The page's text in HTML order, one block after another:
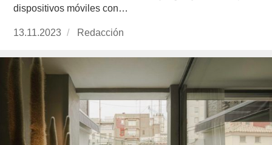
dispositivos móviles con…
Publicado
13.11.2023 https://www.experimenta.es/author/redaccion/
Redacción